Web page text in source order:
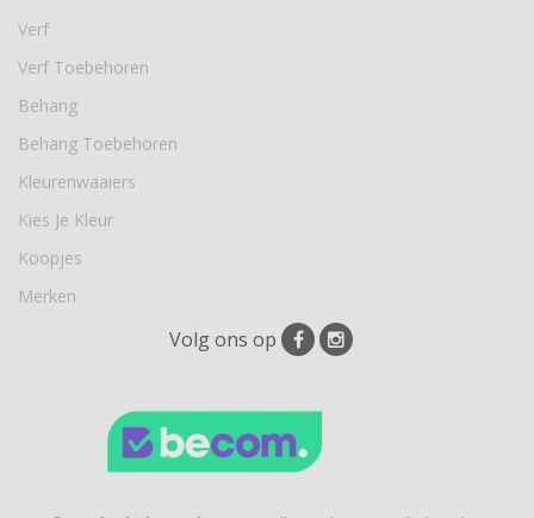
Verf
Verf Toebehoren
Behang
Behang Toebehoren
Kleurenwaaiers
Kies Je Kleur
Koopjes
Merken
Volg ons op